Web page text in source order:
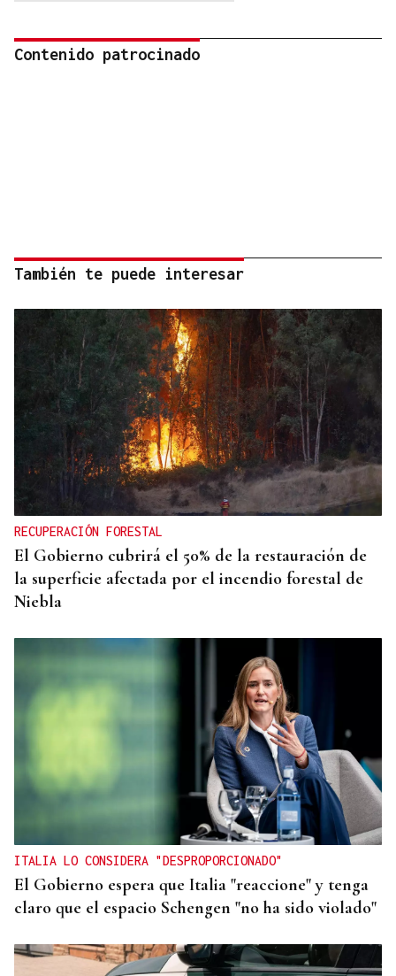
Contenido patrocinado
También te puede interesar
RECUPERACIÓN FORESTAL
El Gobierno cubrirá el 50% de la restauración de
la superficie afectada por el incendio forestal de
Niebla
ITALIA LO CONSIDERA "DESPROPORCIONADO"
El Gobierno espera que Italia "reaccione" y tenga
claro que el espacio Schengen "no ha sido violado"